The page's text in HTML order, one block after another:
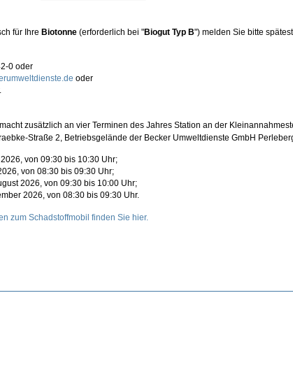
für Ihre Biotonne (erforderlich bei "Biogut Typ B") melden Sie bitte
0 oder
oder
.
macht zusätzlich an vier Terminen des Jahres Station an der
Straße 2, Betriebsgelände der Becker Umweltdienste GmbH
von 09:30 bis 10:30 Uhr;
von 08:30 bis 09:30 Uhr;
2026, von 09:30 bis 10:00 Uhr;
2026, von 08:30 bis 09:30 Uhr.
zum Schadstoffmobil finden Sie hier.